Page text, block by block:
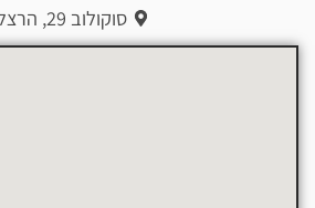
סוקולוב 29, הרצליה